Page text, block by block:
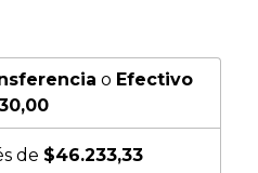
o Efectivo
de $46.233,33